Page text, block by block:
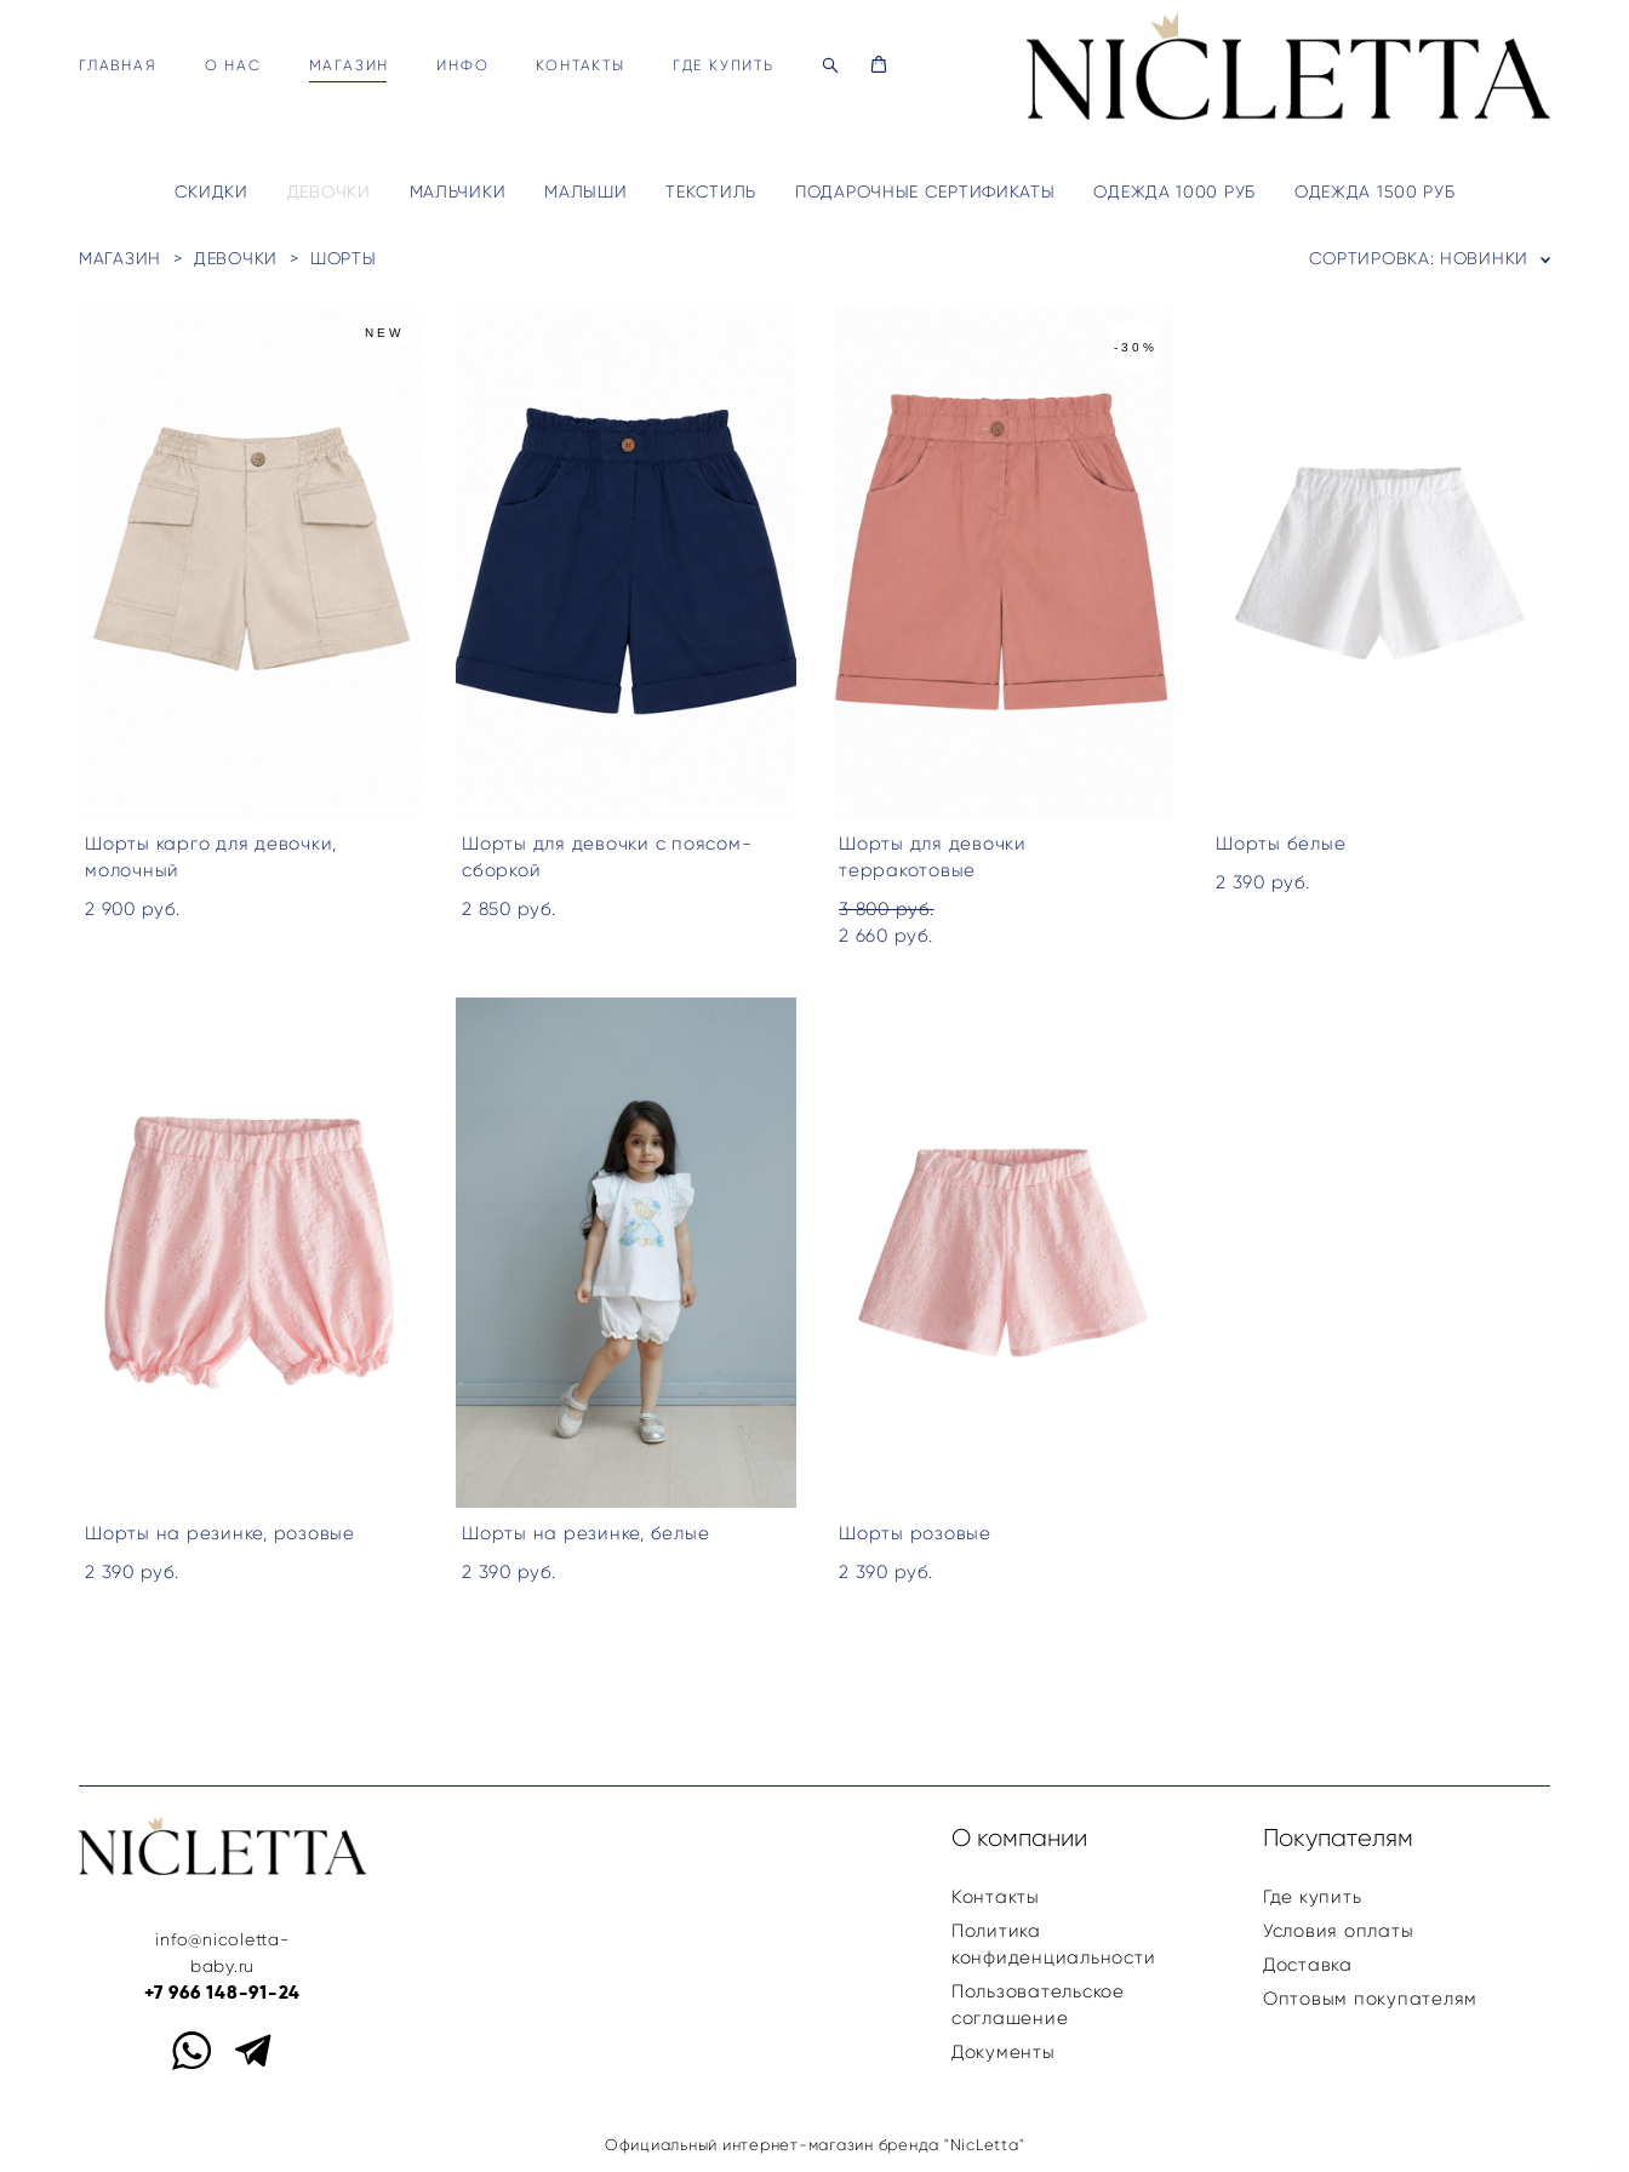
ГЛАВНАЯ О НАС МАГАЗИН ИНФО КОНТАКТЫ ГДЕ КУПИТЬ
СКИДКИ ДЕВОЧКИ МАЛЬЧИКИ МАЛЫШИ ТЕКСТИЛЬ ПОДАРОЧНЫЕ СЕРТИФИКАТЫ ОДЕЖДА 1000 РУБ ОДЕЖДА 1500 РУБ
МАГАЗИН > ДЕВОЧКИ > ШОРТЫ СОРТИРОВКА: НОВИНКИ
NEW
Шорты карго для девочки,
молочный
2 900 pуб.
Шорты для девочки с поясом-
сборкой
2 850 pуб.
-30%
Шорты для девочки
терракотовые
3 800 pуб.
2 660 pуб.
Шорты белые
2 390 pуб.
Шорты на резинке, розовые
2 390 pуб.
Шорты на резинке, белые
2 390 pуб.
Шорты розовые
2 390 pуб.
info@nicoletta-
baby.ru
+7 966 148-91-24
О компании
Контакты
Политика
конфиденциальности
Пользовательское
соглашение
Документы
Покупателям
Где купить
Условия оплаты
Доставка
Оптовым покупателям
Официальный интернет-магазин бренда "NicLеtta"